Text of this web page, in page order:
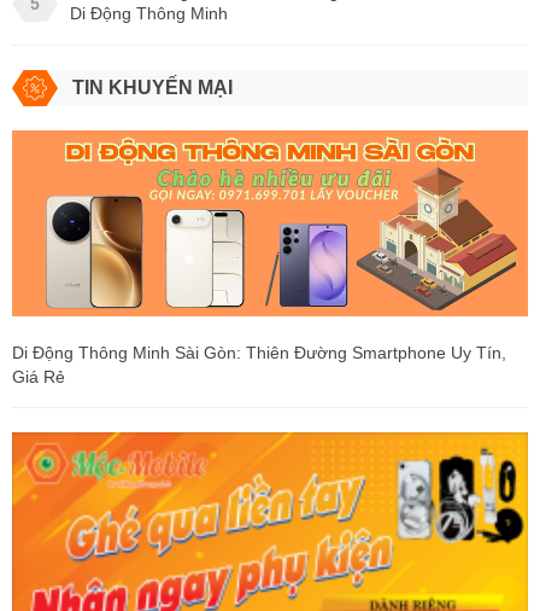
Di Động Thông Minh
TIN KHUYẾN MẠI
Di Động Thông Minh Sài Gòn: Thiên Đường Smartphone Uy Tín,
Giá Rẻ